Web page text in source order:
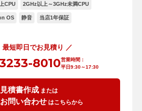
CPU 2GHz以上～3GHz未満CPU
OS 静音 当店1年保証
最短即日でお見積り ／
8010営業時間：
平日9:30～17:30
見積書作成または
お問い合わせはこちらから